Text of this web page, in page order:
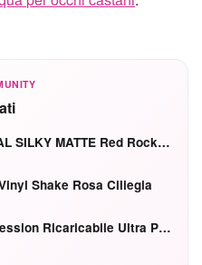
MAC M·A·CXIMAL SILKY MATTE Red Rock mat
Shake Rosa Ciliegia
Hourglass Confession Ricaricabile Ultra Preciso Ad Alta Intensità Secretly Classic Red